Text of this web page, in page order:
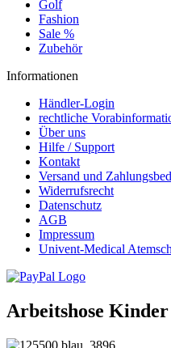
Golf
Fashion
Sale %
Zubehör
Informationen
Händler-Login
rechtliche
Über uns
Hilfe / Support
Kontakt
Versand und
Widerrufsrecht
Datenschutz
AGB
Impressum
Univent-Medical
Arbeitshose